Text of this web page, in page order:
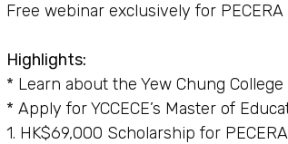
Free webinar exclusively for
Highlights:
* Learn about the Yew Chung
* Apply for YCCECE’s Master of
1. HK$69,000 Scholarship for